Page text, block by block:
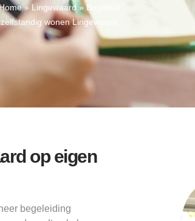
» Lingewaard »Begeleid
zelfstandig wonen Lingewaard
op eigen
begeleiding